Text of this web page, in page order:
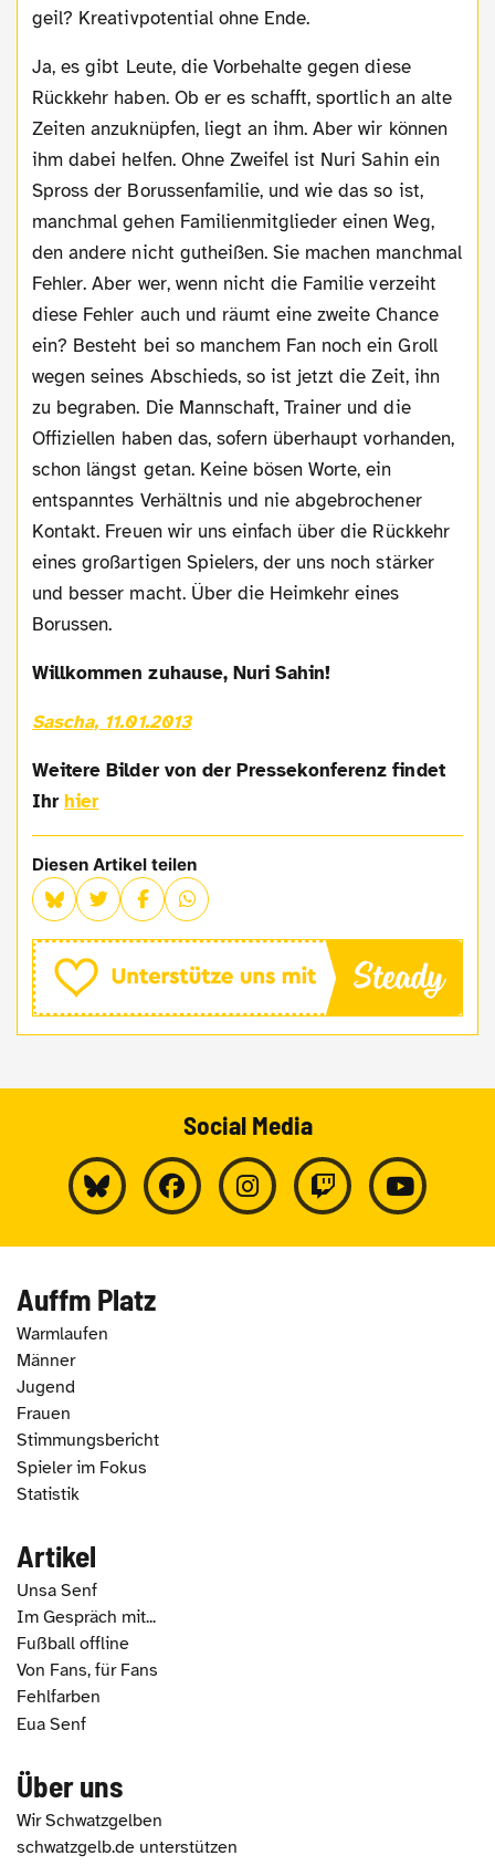
geil? Kreativpotential ohne Ende.
Ja, es gibt Leute, die Vorbehalte gegen diese
Rückkehr haben. Ob er es schafft, sportlich an alte
Zeiten anzuknüpfen, liegt an ihm. Aber wir können
ihm dabei helfen. Ohne Zweifel ist Nuri Sahin ein
Spross der Borussenfamilie, und wie das so ist,
manchmal gehen Familienmitglieder einen Weg,
den andere nicht gutheißen. Sie machen manchmal
Fehler. Aber wer, wenn nicht die Familie verzeiht
diese Fehler auch und räumt eine zweite Chance
ein? Besteht bei so manchem Fan noch ein Groll
wegen seines Abschieds, so ist jetzt die Zeit, ihn
zu begraben. Die Mannschaft, Trainer und die
Offiziellen haben das, sofern überhaupt vorhanden,
schon längst getan. Keine bösen Worte, ein
entspanntes Verhältnis und nie abgebrochener
Kontakt. Freuen wir uns einfach über die Rückkehr
eines großartigen Spielers, der uns noch stärker
und besser macht. Über die Heimkehr eines
Borussen.
Willkommen zuhause, Nuri Sahin!
Sascha, 11.01.2013
Weitere Bilder von der Pressekonferenz findet
Ihrhier
Diesen Artikel teilen
Social Media
Auffm Platz
Warmlaufen
Männer
Jugend
Frauen
Stimmungsbericht
Spieler im Fokus
Statistik
Artikel
Unsa Senf
Im Gespräch mit...
Fußball offline
Von Fans, für Fans
Fehlfarben
Eua Senf
Über uns
Wir Schwatzgelben
schwatzgelb.de unterstützen